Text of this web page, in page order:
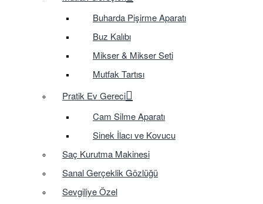
Buharda Pişirme Aparatı
Buz Kalıbı
Mikser & Mikser Seti
Mutfak Tartısı
Pratik Ev Gereci
Cam Silme Aparatı
Sinek İlacı ve Kovucu
Saç Kurutma Makinesi
Sanal Gerçeklik Gözlüğü
Sevgiliye Özel